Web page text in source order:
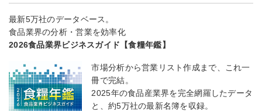
最新5万社のデータベース。
食品業界の分析・営業を効率化
2026食品業界ビジネスガイド【食糧年鑑】
市場分析から営業リスト作成まで、これ一
冊で完結。
2025年の食品産業界を完全網羅したデータ
と、約5万社の最新名簿を収録。